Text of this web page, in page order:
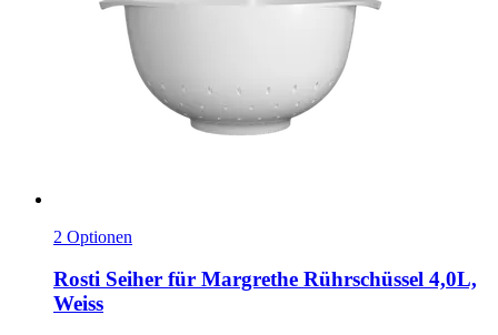
2 Optionen
Rosti Seiher für Margrethe Rührschüssel 4,0L,
Weiss